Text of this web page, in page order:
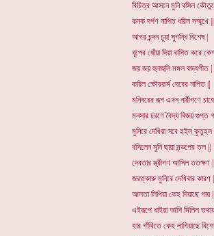
বিচিত্র আসনে মুনি বসিল
কনক দর্পণ নাপিত ধরিল সম্মুখে ||
আগর চন্দন চুয়া সুগন্ধি বিশেষ |
ধূপের ধোঁয়া দিয়া বাসিত করে
জয় জয় হুলাহুলি মঙ্গল বাদ্যগীত |
করিল ক্ষৌরকর্ম দেবের নাপিত ||
মনিবরের রূপ এখন নারীগণে
মনসার চরণে বৈদ্য বিজয় গুপ্ত
মুনিরে দেখিয়া সবে হইল কুতুহল
বসিলেন মুনি ছায়া মন্ডপের তল ||
দেবতার স্ত্রীগণ আসিল ততক্ষণ |
জরত্কারু মুনিরে দেখিবার কারণ
আলতা লিপিয়া কেহ দিয়াছে গায় |
এইরূপে ধাইয়া আসি মিলিল
হার গাঁথিতে কেহ লাগিয়াছে